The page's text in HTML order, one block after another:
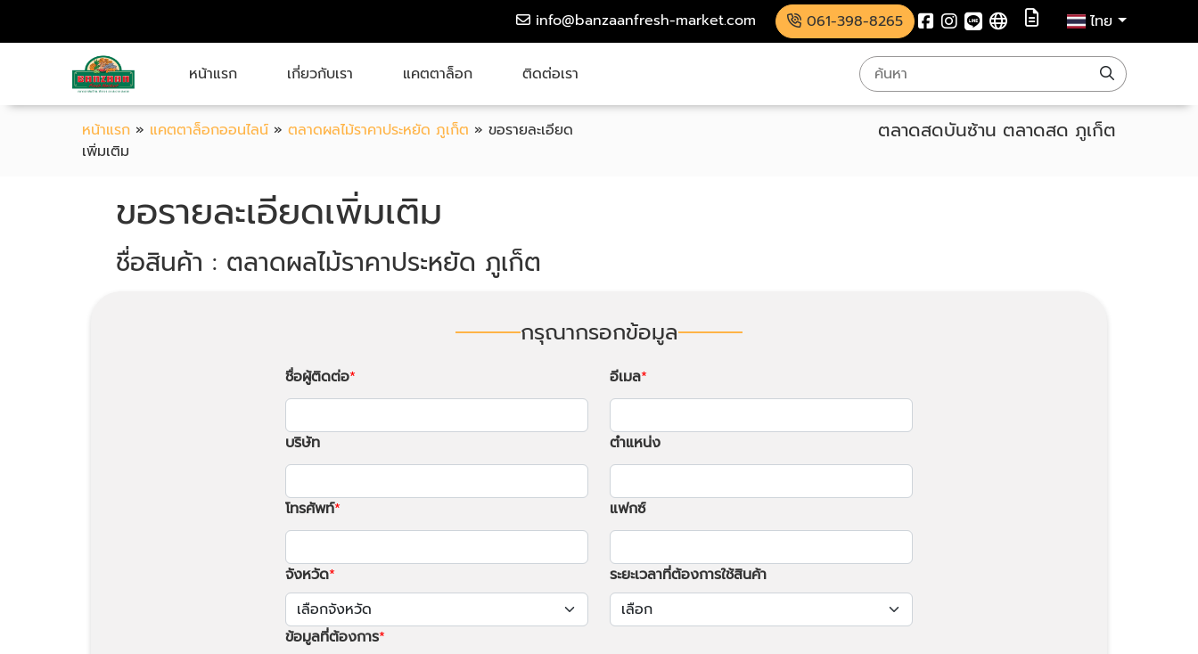
info@banzaanfresh-market.com 061-398-8265 ไทย
หน้าแรก เกี่ยวกับเรา แคตตาล็อก ติดต่อเรา
หน้าแรก » แคตตาล็อกออนไลน์ » ตลาดผลไม้ราคาประหยัด ภูเก็ต » ขอรายละเอียด
เพิ่มเติม
ตลาดสดบันซ้าน ตลาดสด ภูเก็ต
ขอรายละเอียดเพิ่มเติม
ชื่อสินค้า : ตลาดผลไม้ราคาประหยัด ภูเก็ต
กรุณากรอกข้อมูล
ชื่อผู้ติดต่อ อีเมล
บริษัท ตำแหน่ง
โทรศัพท์ แฟกซ์
จังหวัด ระยะเวลาที่ต้องการใช้สินค้า
ข้อมูลที่ต้องการ